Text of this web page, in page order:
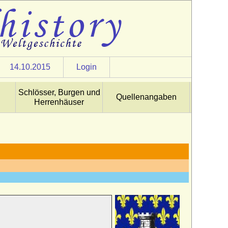
14.10.2015 Login
Schlösser, Burgen und
Herrenhäuser
Quellenangaben